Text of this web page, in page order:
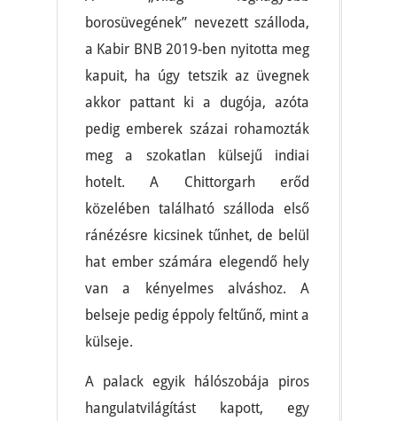
borosüvegének” nevezett szálloda,
a Kabir BNB 2019-ben nyitotta meg
kapuit, ha úgy tetszik az üvegnek
akkor pattant ki a dugója, azóta
pedig emberek százai rohamozták
meg a szokatlan külsejű indiai
hotelt. A Chittorgarh erőd
közelében található szálloda első
ránézésre kicsinek tűnhet, de belül
hat ember számára elegendő hely
van a kényelmes alváshoz. A
belseje pedig éppoly feltűnő, mint a
külseje.
A palack egyik hálószobája piros
hangulatvilágítást kapott, egy